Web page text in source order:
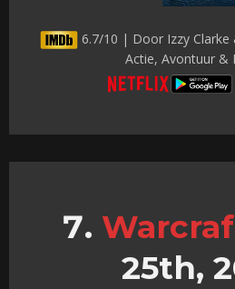
6.7/10 | Door Izzy Clarke
Actie, Avontuur &
25th,